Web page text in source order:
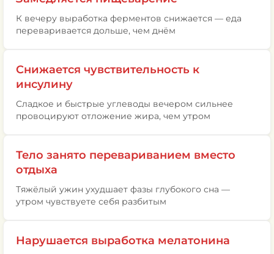
К вечеру выработка ферментов снижается — еда
переваривается дольше, чем днём
Снижается чувствительность к
инсулину
Сладкое и быстрые углеводы вечером сильнее
провоцируют отложение жира, чем утром
Тело занято перевариванием вместо
отдыха
Тяжёлый ужин ухудшает фазы глубокого сна —
утром чувствуете себя разбитым
Нарушается выработка мелатонина